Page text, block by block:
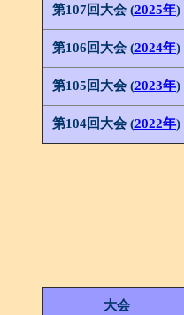
第107回大会 (2025年)
第106回大会 (2024年)
第105回大会 (2023年)
第104回大会 (2022年)
大会